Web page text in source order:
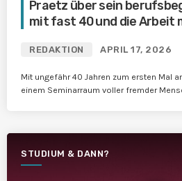
Praetz über sein
mit fast 40 und die Arbeit
REDAKTION APRIL 17, 2026
Mit ungefähr 40 Jahren zum ersten Mal
einem Seminarraum voller fremder
STUDIUM & DANN?